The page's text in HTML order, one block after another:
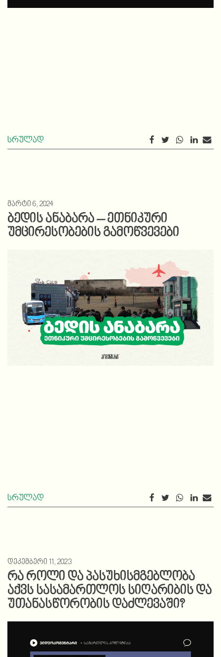
სრულად
მარტი 6, 2024
ბედის ანაბარა – ეთნიკური
უმცირესობების გამოწვევები
სრულად
დეკემბერი 11, 2023
რა როლი და პასუხისმგებლობა
აქვს სასამართლოს სიღარიბის და
უთანასწორობის დაძლევაში?